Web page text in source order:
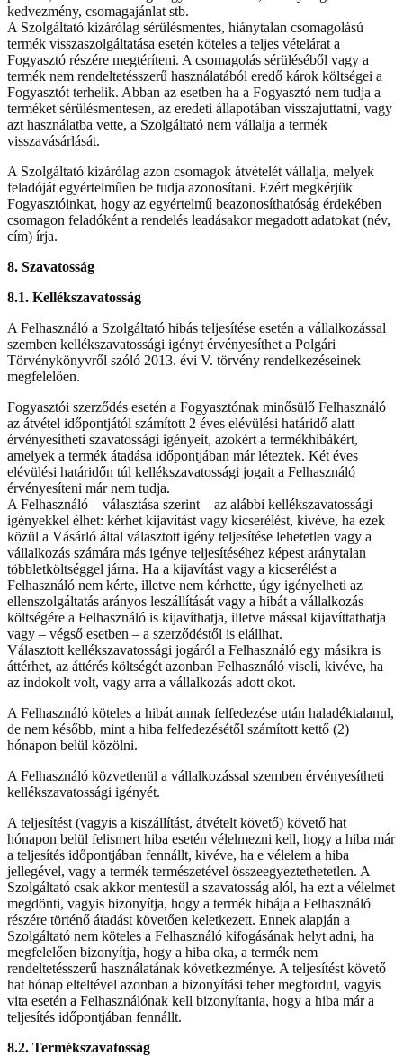
kedvezmény, csomagajánlat stb.
A Szolgáltató kizárólag sérülésmentes, hiánytalan csomagolású
termék visszaszolgáltatása esetén köteles a teljes vételárat a
Fogyasztó részére megtéríteni. A csomagolás sérüléséből vagy a
termék nem rendeltetésszerű használatából eredő károk költségei a
Fogyasztót terhelik. Abban az esetben ha a Fogyasztó nem tudja a
terméket sérülésmentesen, az eredeti állapotában visszajuttatni, vagy
azt használatba vette, a Szolgáltató nem vállalja a termék
visszavásárlását.
A Szolgáltató kizárólag azon csomagok átvételét vállalja, melyek
feladóját egyértelműen be tudja azonosítani. Ezért megkérjük
Fogyasztóinkat, hogy az egyértelmű beazonosíthatóság érdekében
csomagon feladóként a rendelés leadásakor megadott adatokat (név,
cím) írja.
8. Szavatosság
8.1. Kellékszavatosság
A Felhasználó a Szolgáltató hibás teljesítése esetén a vállalkozással
szemben kellékszavatossági igényt érvényesíthet a Polgári
Törvénykönyvről szóló 2013. évi V. törvény rendelkezéseinek
megfelelően.
Fogyasztói szerződés esetén a Fogyasztónak minősülő Felhasználó
az átvétel időpontjától számított 2 éves elévülési határidő alatt
érvényesítheti szavatossági igényeit, azokért a termékhibákért,
amelyek a termék átadása időpontjában már léteztek. Két éves
elévülési határidőn túl kellékszavatossági jogait a Felhasználó
érvényesíteni már nem tudja.
A Felhasználó – választása szerint – az alábbi kellékszavatossági
igényekkel élhet: kérhet kijavítást vagy kicserélést, kivéve, ha ezek
közül a Vásárló által választott igény teljesítése lehetetlen vagy a
vállalkozás számára más igénye teljesítéséhez képest aránytalan
többletköltséggel járna. Ha a kijavítást vagy a kicserélést a
Felhasználó nem kérte, illetve nem kérhette, úgy igényelheti az
ellenszolgáltatás arányos leszállítását vagy a hibát a vállalkozás
költségére a Felhasználó is kijavíthatja, illetve mással kijavíttathatja
vagy – végső esetben – a szerződéstől is elállhat.
Választott kellékszavatossági jogáról a Felhasználó egy másikra is
áttérhet, az áttérés költségét azonban Felhasználó viseli, kivéve, ha
az indokolt volt, vagy arra a vállalkozás adott okot.
A Felhasználó köteles a hibát annak felfedezése után haladéktalanul,
de nem később, mint a hiba felfedezésétől számított kettő (2)
hónapon belül közölni.
A Felhasználó közvetlenül a vállalkozással szemben érvényesítheti
kellékszavatossági igényét.
A teljesítést (vagyis a kiszállítást, átvételt követő) követő hat
hónapon belül felismert hiba esetén vélelmezni kell, hogy a hiba már
a teljesítés időpontjában fennállt, kivéve, ha e vélelem a hiba
jellegével, vagy a termék természetével összeegyeztethetetlen. A
Szolgáltató csak akkor mentesül a szavatosság alól, ha ezt a vélelmet
megdönti, vagyis bizonyítja, hogy a termék hibája a Felhasználó
részére történő átadást követően keletkezett. Ennek alapján a
Szolgáltató nem köteles a Felhasználó kifogásának helyt adni, ha
megfelelően bizonyítja, hogy a hiba oka, a termék nem
rendeltetésszerű használatának következménye. A teljesítést követő
hat hónap elteltével azonban a bizonyítási teher megfordul, vagyis
vita esetén a Felhasználónak kell bizonyítania, hogy a hiba már a
teljesítés időpontjában fennállt.
8.2. Termékszavatosság